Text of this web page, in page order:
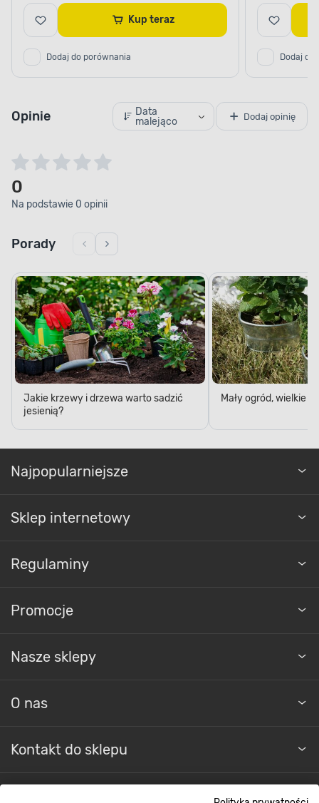
Kup teraz
Dodaj do porównania Dodaj do
Opinie
Data
malejąco
Dodaj opinię
0
Na podstawie 0 opinii
Porady
Jakie krzewy i drzewa warto sadzić
jesienią?
Mały ogród, wielkie
Najpopularniejsze
Sklep internetowy
Regulaminy
Promocje
Nasze sklepy
O nas
Kontakt do sklepu